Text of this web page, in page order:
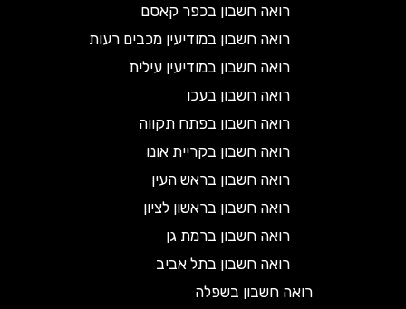
רואה חשבון בכפר קאסם
רואה חשבון במודיעין מכבים רעות
רואה חשבון במודיעין עילית
רואה חשבון בעכו
רואה חשבון בפתח תקווה
רואה חשבון בקריית אונו
רואה חשבון בראש העין
רואה חשבון בראשון לציון
רואה חשבון ברמת גן
רואה חשבון בתל אביב
רואה חשבון בשפלה